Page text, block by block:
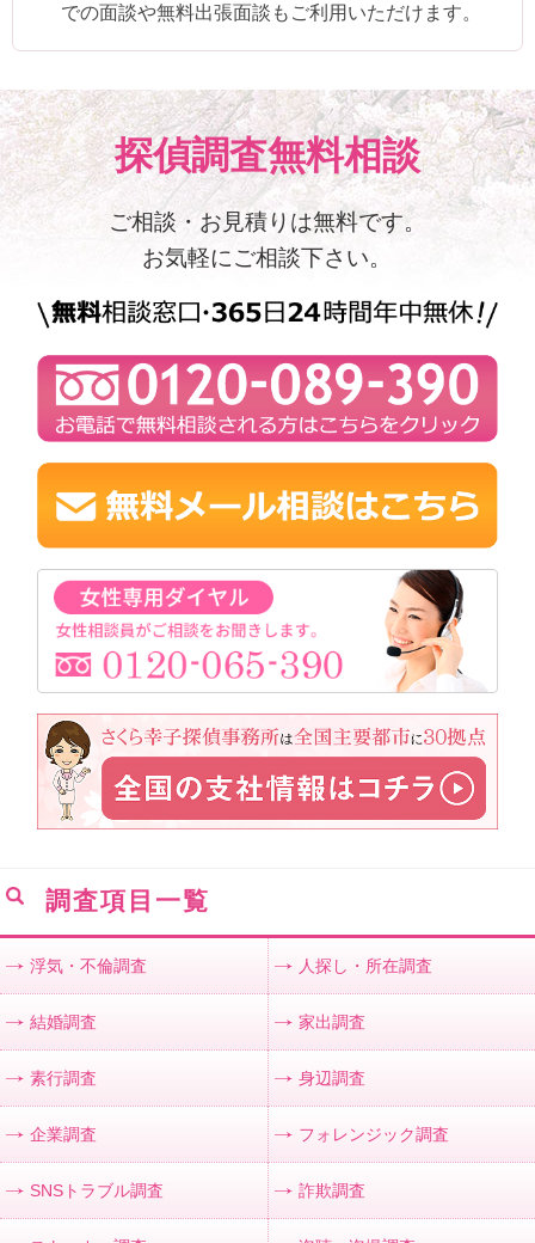
での面談や無料出張面談もご利用いただけます。
探偵調査無料相談
ご相談・お見積りは無料です。
お気軽にご相談下さい。
調査項目一覧
浮気・不倫調査 人探し・所在調査
結婚調査 家出調査
素行調査 身辺調査
企業調査 フォレンジック調査
SNSトラブル調査 詐欺調査